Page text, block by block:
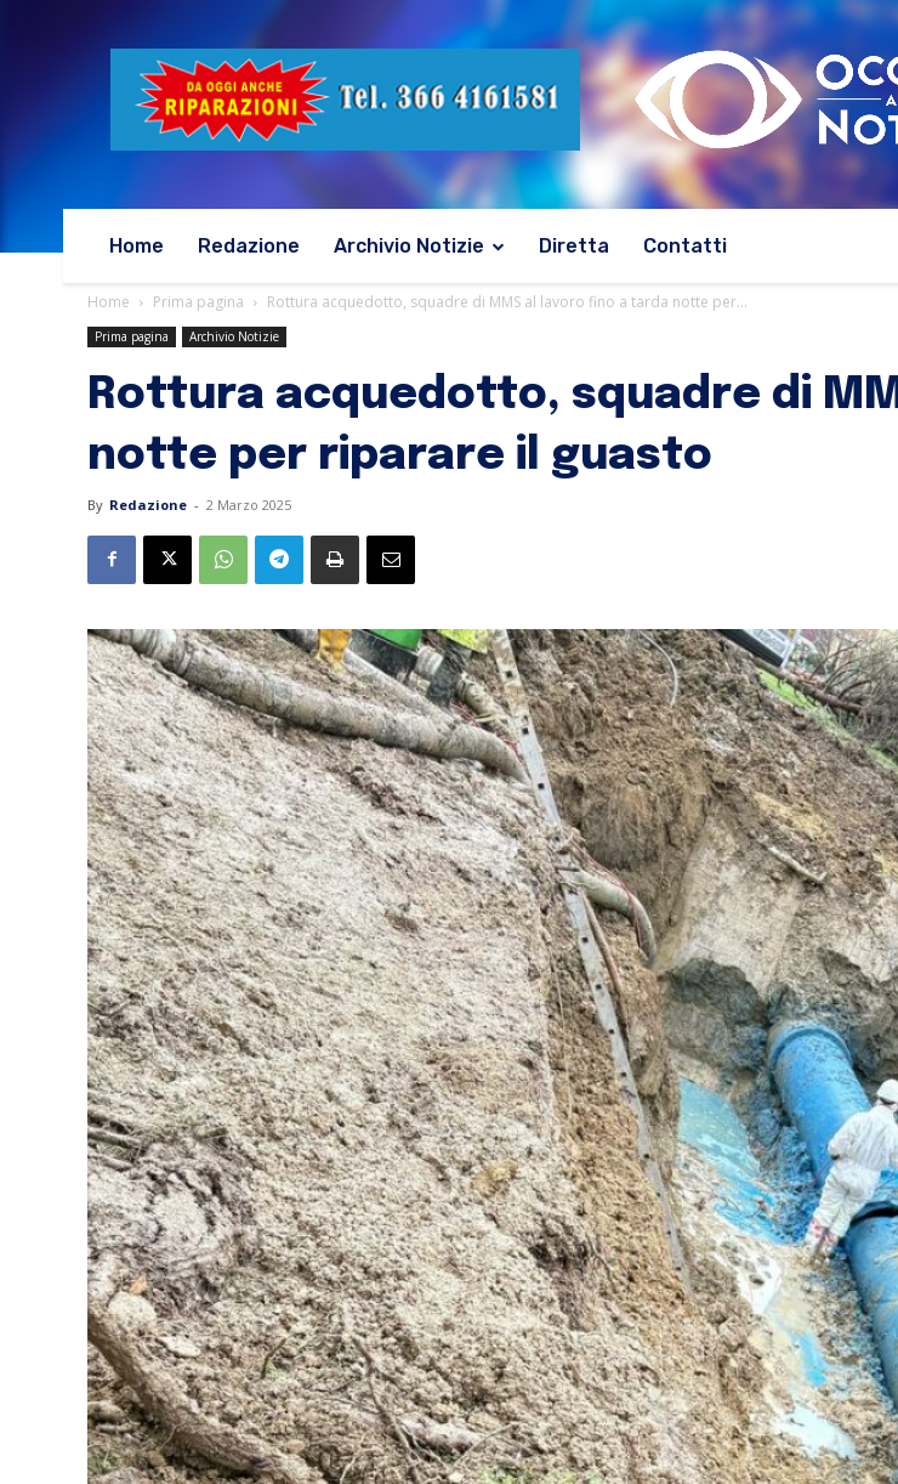
Home Redazione Archivio Notizie Diretta Contatti
Home Prima pagina Rottura acquedotto, squadre di MMS al lavoro fino a tarda notte per...
Prima pagina Archivio Notizie
Rottura acquedotto, squadre di
notte per riparare il guasto
By Redazione - 2 Marzo 2025